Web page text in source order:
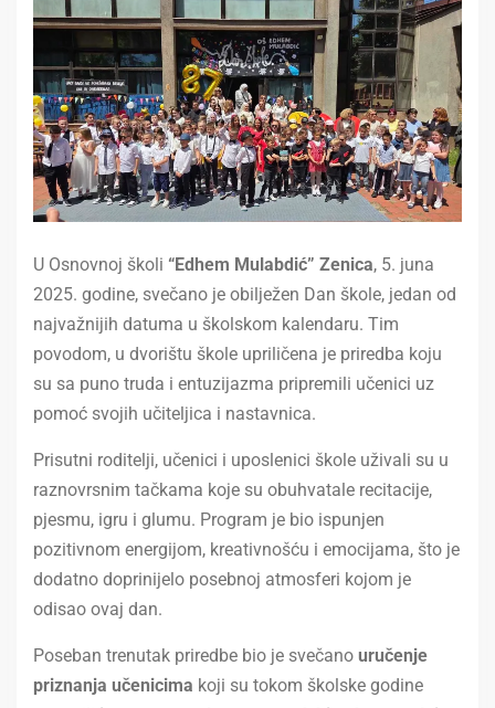
U Osnovnoj školi “Edhem Mulabdić” Zenica, 5. juna
2025. godine, svečano je obilježen Dan škole, jedan od
najvažnijih datuma u školskom kalendaru. Tim
povodom, u dvorištu škole upriličena je priredba koju
su sa puno truda i entuzijazma pripremili učenici uz
pomoć svojih učiteljica i nastavnica.
Prisutni roditelji, učenici i uposlenici škole uživali su u
raznovrsnim tačkama koje su obuhvatale recitacije,
pjesmu, igru i glumu. Program je bio ispunjen
pozitivnom energijom, kreativnošću i emocijama, što je
dodatno doprinijelo posebnoj atmosferi kojom je
odisao ovaj dan.
Poseban trenutak priredbe bio je svečano uručenje
priznanja učenicima koji su tokom školske godine